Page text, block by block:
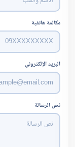
مكالمة هاتفية
البريد الإلكتروني
نص الرسالة